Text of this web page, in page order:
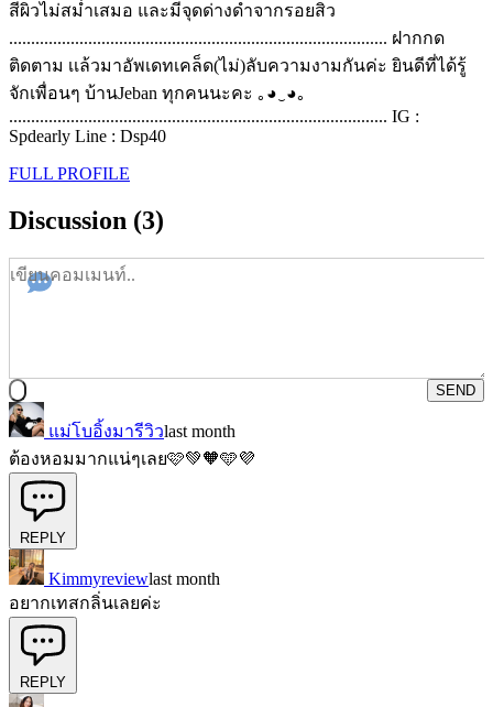
สีผิวไม่สม่ำเสมอ และมีจุดด่างดำจากรอยสิว
...................................................................................... ฝากกด
ติดตาม เเล้วมาอัพเดทเคล็ด(ไม่)ลับความงามกันค่ะ ยินดีที่ได้รู้
จักเพื่อนๆ บ้านJeban ทุกคนนะคะ ｡◕‿◕｡
...................................................................................... IG :
Spdearly Line : Dsp40
FULL PROFILE
Discussion (3)
SEND
แม่โบอิ้งมารีวิวlast month
ต้องหอมมากแน่ๆเลย🩷💚🧡🩵💜
REPLY
Kimmyreviewlast month
อยากเทสกลิ่นเลยค่ะ
REPLY